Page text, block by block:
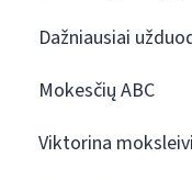
Dažniausiai
Mokesčių ABC
Viktorina